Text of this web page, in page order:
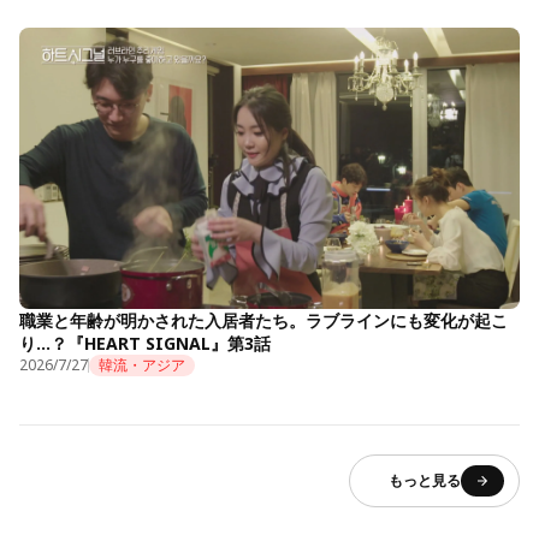
職業と年齢が明かされた入居者たち。ラブラインにも変化が起こ
り…？『HEART SIGNAL』第3話
2026/7/27 韓流・アジア
もっと見る